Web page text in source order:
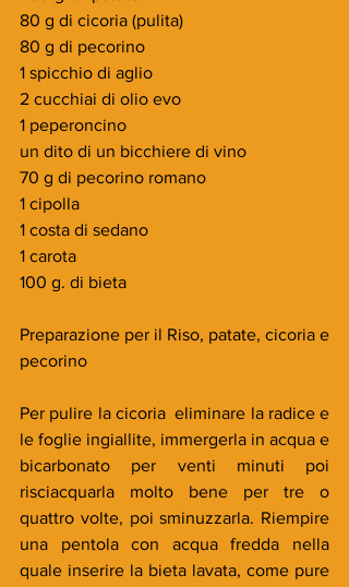
80 g di cicoria (pulita)
80 g di pecorino
1 spicchio di aglio
2 cucchiai di olio evo
1 peperoncino
un dito di un bicchiere di vino
70 g di pecorino romano
1 cipolla
1 costa di sedano
1 carota
100 g. di bieta
Preparazione per il Riso, patate, cicoria e
pecorino
Per pulire la cicoria  eliminare la radice e
le foglie ingiallite, immergerla in acqua e
bicarbonato per venti minuti poi
risciacquarla molto bene per tre o
quattro volte, poi sminuzzarla. Riempire
una pentola con acqua fredda nella
quale inserire la bieta lavata, come pure